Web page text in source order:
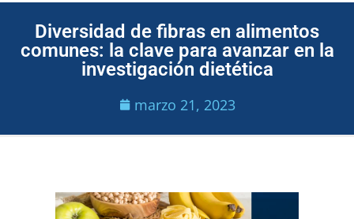
Diversidad de fibras en alimentos
comunes: la clave para avanzar en la
investigación dietética
marzo 21, 2023